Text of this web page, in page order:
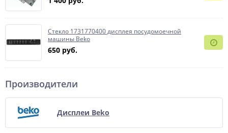
Стекло 1731770400 дисплея посудомоечной
машины Beko
650 руб.
Производители
Дисплеи Beko